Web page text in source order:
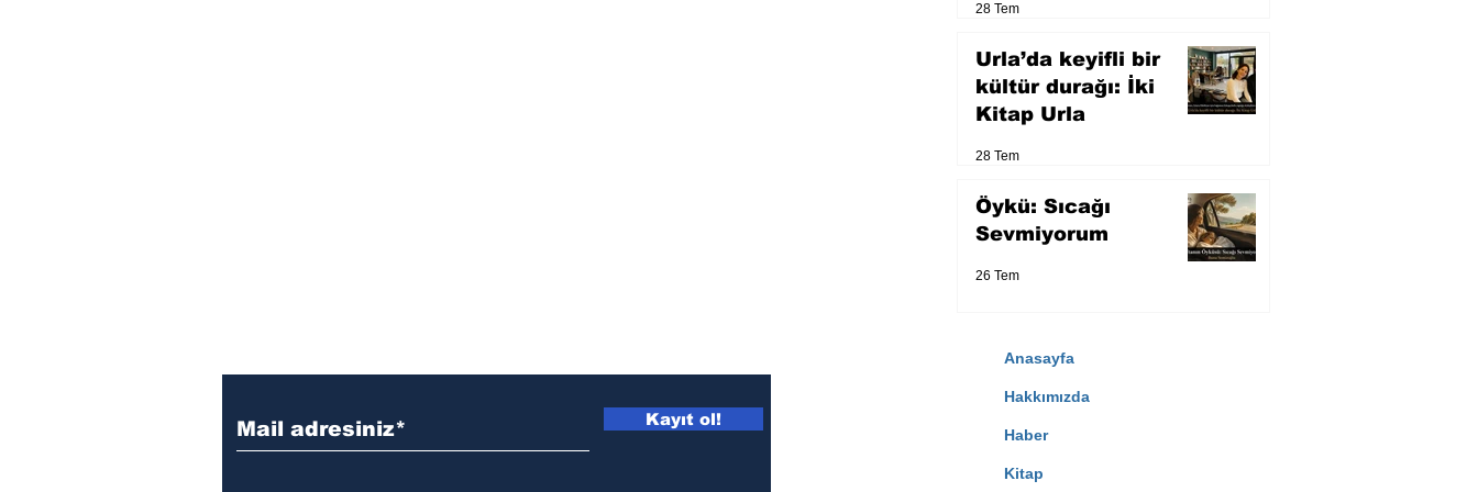
28 Tem
Urla’da keyifli bir
kültür durağı: İki
Kitap Urla
28 Tem
Öykü: Sıcağı
Sevmiyorum
26 Tem
Kayıt ol!
Anasayfa
Hakkımızda
Haber
Kitap